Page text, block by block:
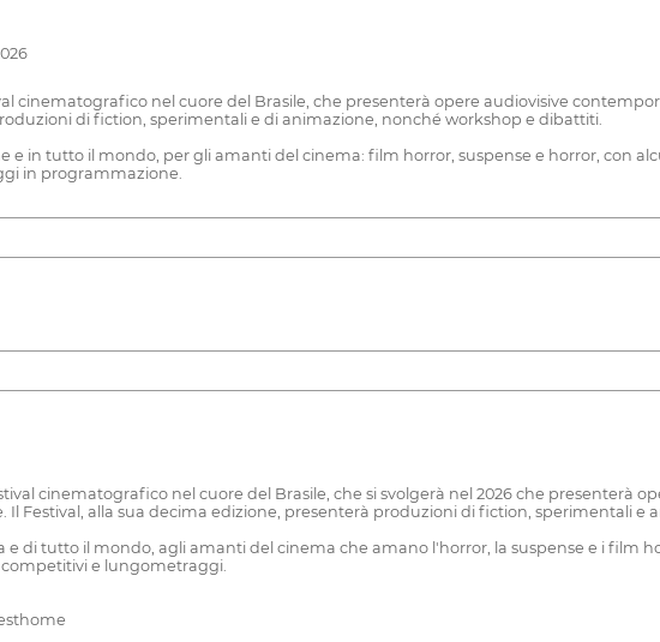
cinematografico nel cuore del Brasile, che presenterà opere audiovisive
di fiction, sperimentali e di animazione, nonché workshop e dibattiti.
e in tutto il mondo, per gli amanti del cinema: film horror, suspense e horror, con
in programmazione.
cinematografico nel cuore del Brasile, che si svolgerà nel 2026 che presenterà
Festival, alla sua decima edizione, presenterà produzioni di fiction, sperimentali e
di tutto il mondo, agli amanti del cinema che amano l'horror, la suspense e i film
e lungometraggi.